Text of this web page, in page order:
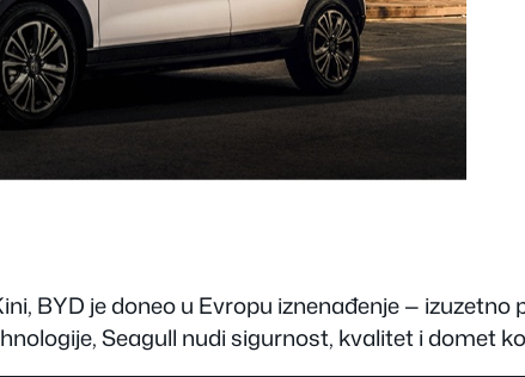
BYD je doneo u Evropu iznenađenje —
Seagull nudi sigurnost, kvalitet i domet